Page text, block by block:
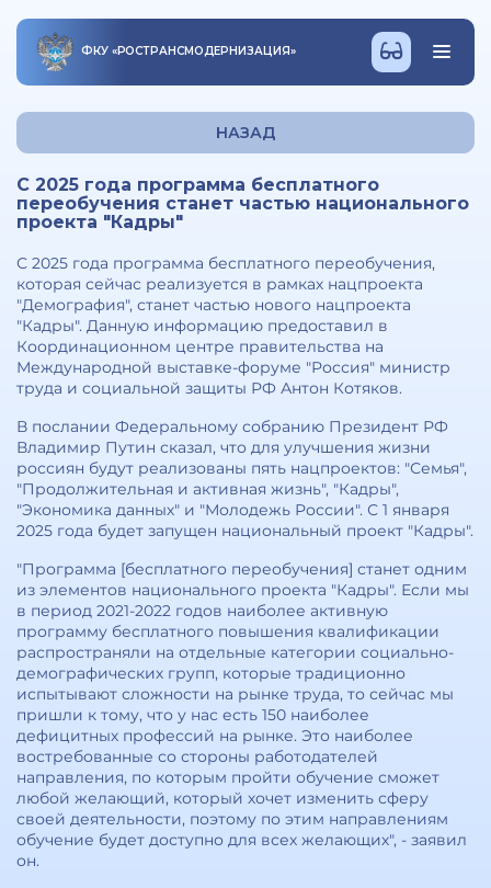
ФКУ «РОСТРАНСМОДЕРНИЗАЦИЯ»
НАЗАД
С 2025 года программа бесплатного
переобучения станет частью национального
проекта "Кадры"
С 2025 года программа бесплатного переобучения,
которая сейчас реализуется в рамках нацпроекта
"Демография", станет частью нового нацпроекта
"Кадры". Данную информацию предоставил в
Координационном центре правительства на
Международной выставке-форуме "Россия" министр
труда и социальной защиты РФ Антон Котяков.
В послании Федеральному собранию Президент РФ
Владимир Путин сказал, что для улучшения жизни
россиян будут реализованы пять нацпроектов: "Семья",
"Продолжительная и активная жизнь", "Кадры",
"Экономика данных" и "Молодежь России". С 1 января
2025 года будет запущен национальный проект "Кадры".
"Программа [бесплатного переобучения] станет одним
из элементов национального проекта "Кадры". Если мы
в период 2021-2022 годов наиболее активную
программу бесплатного повышения квалификации
распространяли на отдельные категории социально-
демографических групп, которые традиционно
испытывают сложности на рынке труда, то сейчас мы
пришли к тому, что у нас есть 150 наиболее
дефицитных профессий на рынке. Это наиболее
востребованные со стороны работодателей
направления, по которым пройти обучение сможет
любой желающий, который хочет изменить сферу
своей деятельности, поэтому по этим направлениям
обучение будет доступно для всех желающих", - заявил
он.